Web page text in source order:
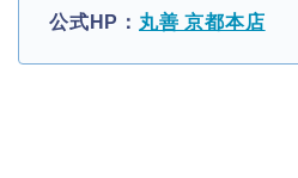
公式HP： 丸善 京都本店